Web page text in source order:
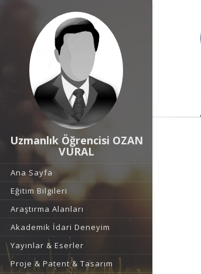
Uzmanlık Öğrencisi OZAN
VURAL
Ana Sayfa
Eğitim Bilgileri
Araştırma Alanları
Akademik İdari Deneyim
Yayınlar & Eserler
Proje & Patent & Tasarım